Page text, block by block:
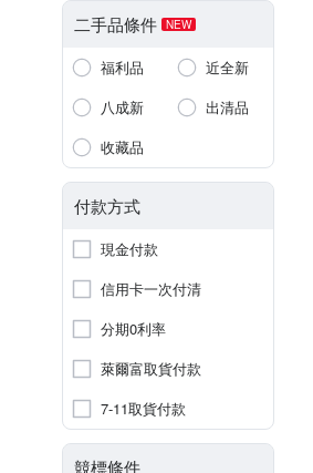
二手品條件 NEW
福利品
近全新
八成新
出清品
收藏品
付款方式
現金付款
信用卡一次付清
分期0利率
萊爾富取貨付款
7-11取貨付款
競標條件